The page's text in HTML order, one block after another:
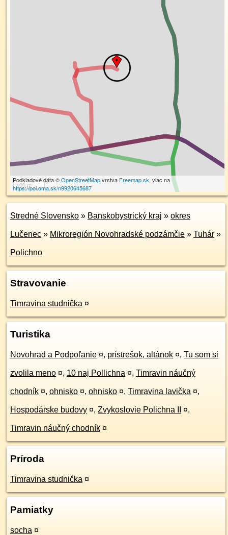
100 m
Podkladové dáta ©OpenStreetMapvrstva Freemap.sk, viac na
https://poi.oma.sk/n9920645687
Stredné Slovensko » Banskobystrický kraj » okres
Lučenec » Mikroregión Novohradské podzámčie » Tuhár »
Polichno
Stravovanie
Timravina studnička ¤
Turistika
Novohrad a Podpoľanie ¤, prístrešok, altánok ¤, Tu som si
zvolila meno ¤, 10 naj Pollichna ¤, Timravin náučný
chodník ¤, ohnisko ¤, ohnisko ¤, Timravina lavička ¤,
Hospodárske budovy ¤, Zvykoslovie Polichna II ¤,
Timravin náučný chodník ¤
Príroda
Timravina studnička ¤
Pamiatky
socha ¤